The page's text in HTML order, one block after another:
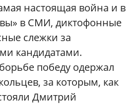
настоящая война и в
в СМИ, диктофонные
слежки за
кандидатами.
победу одержал
за которым, как
Дмитрий